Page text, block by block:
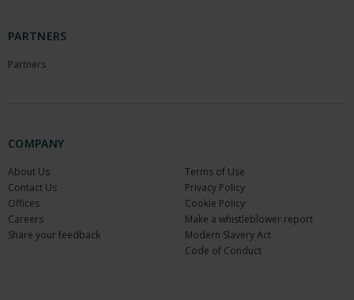
PARTNERS
Partners
COMPANY
About Us
Contact Us
Offices
Careers
Share your feedback
Terms of Use
Privacy Policy
Cookie Policy
Make a whistleblower report
Modern Slavery Act
Code of Conduct